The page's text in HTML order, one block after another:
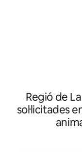
Regió de
sol·licitades